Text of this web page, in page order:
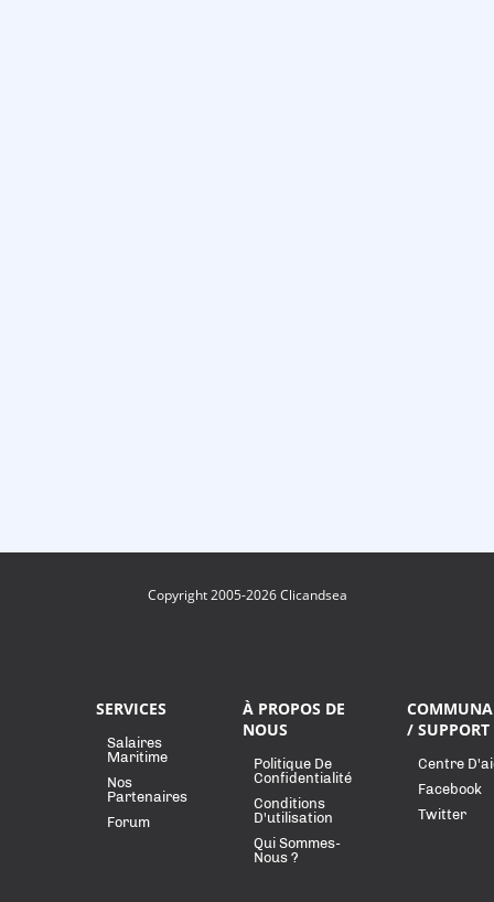
Copyright 2005-2026 Clicandsea
SERVICES
Salaires
Maritime
Nos
Partenaires
Forum
À PROPOS DE
NOUS
Politique De
Confidentialité
Conditions
D'utilisation
Qui Sommes-
Nous ?
/ SUPPORT
Centre
Facebook
Twitter